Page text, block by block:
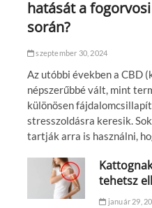
hatását a
során?
szeptember 30, 2024
Az utóbbi években a CBD
népszerűbbé vált, mint
különösen
stresszoldásra keresik.
tartják arra is használni,
tehetsz
január 29,